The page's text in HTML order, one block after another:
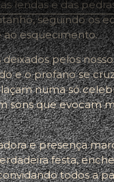
lendas e das
seguindo os
ao esquecimento.
pelos
e o profano se
numa só
sons que evocam
e presença
festa,
todos a